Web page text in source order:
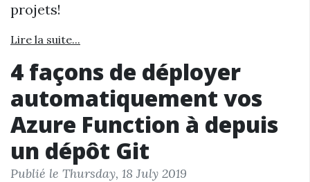
projets!
Lire la suite...
4 façons de déployer
automatiquement vos
Azure Function à depuis
un dépôt Git
Publié le Thursday, 18 July 2019